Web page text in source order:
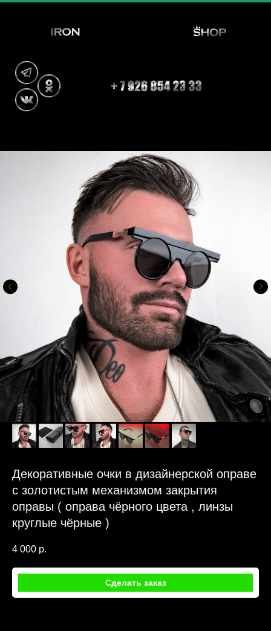
Декоративные очки в дизайнерской оправе
с золотистым механизмом закрытия
оправы ( оправа чёрного цвета , линзы
круглые чёрные )
4 000 р.
Сделать заказ